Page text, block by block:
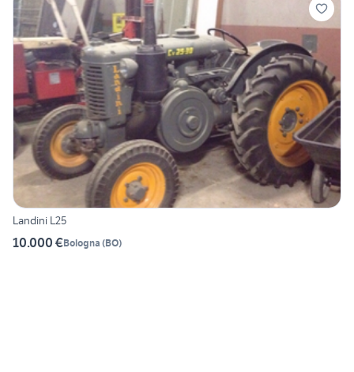
Landini L25
10.000 €Bologna (BO)